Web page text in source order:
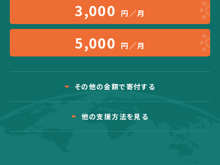
3,000 円／月
5,000 円／月
その他の金額で寄付する
他の支援方法を見る